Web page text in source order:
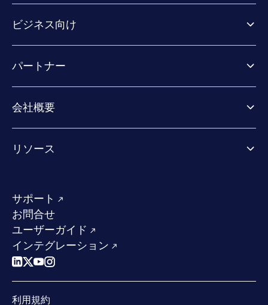
ビジネス向け
Exposure Management
Extended Detection & Response
Co-Security Services
パートナー
パートナーの成功のためのサービス
Co-growth community
会社概要
業界での評価／認定／お客様の声
求人情報
サステナビリティ
競合他社との比較
リソース
成功事例
W/Labs
ブログ
ポッドキャスト
イベント
ウェビナー
業界での 評価
サポート
お問合せ
ユーザーガイド
インテグレーション
利用規約